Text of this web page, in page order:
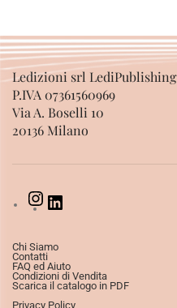
Ledizioni srl LediPublishing
P.IVA 07361560969
Via A. Boselli 10
20136 Milano
Chi Siamo
Contatti
FAQ ed Aiuto
Condizioni di Vendita
Scarica il catalogo in PDF
Privacy Policy